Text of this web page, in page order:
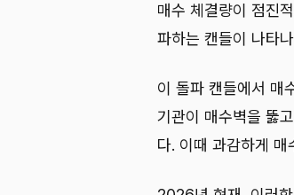
매수 체결량이 점진
파하는 캔들이 나타
이 돌파 캔들에서 매
기관이 매수벽을 뚫
다. 이때 과감하게 매